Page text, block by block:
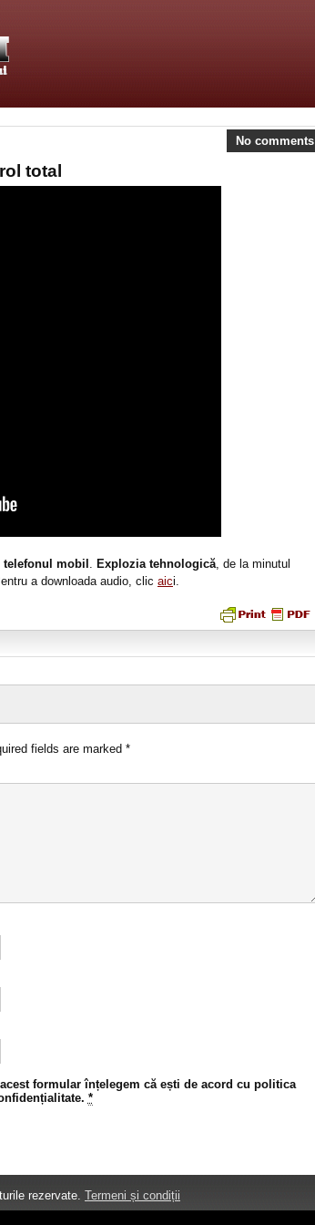
No comments
total
mobil . Explozia tehnologică, de la minutul
a downloada audio, clic aici.
fields are marked *
formular înțelegem că ești de acord cu politica
*
rezervate. Termeni și condiții